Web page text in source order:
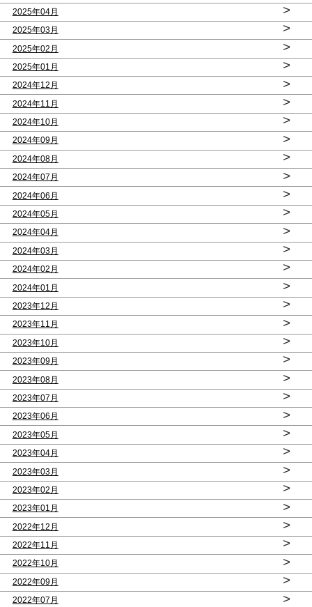
2025年04月 >
2025年03月 >
2025年02月 >
2025年01月 >
2024年12月 >
2024年11月 >
2024年10月 >
2024年09月 >
2024年08月 >
2024年07月 >
2024年06月 >
2024年05月 >
2024年04月 >
2024年03月 >
2024年02月 >
2024年01月 >
2023年12月 >
2023年11月 >
2023年10月 >
2023年09月 >
2023年08月 >
2023年07月 >
2023年06月 >
2023年05月 >
2023年04月 >
2023年03月 >
2023年02月 >
2023年01月 >
2022年12月 >
2022年11月 >
2022年10月 >
2022年09月 >
2022年07月 >